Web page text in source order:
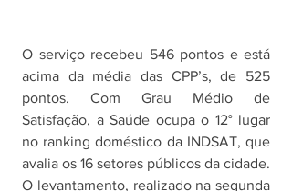
O serviço recebeu 546 pontos e está
acima da média das CPP’s, de 525
pontos. Com Grau Médio de
Satisfação, a Saúde ocupa o 12° lugar
no ranking doméstico da INDSAT, que
avalia os 16 setores públicos da cidade.
O levantamento, realizado na segunda